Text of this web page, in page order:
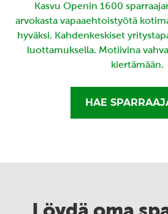
Kasvu Openin 1600
arvokasta vapaaehtoistyötä
hyväksi. Kahdenkeskiset
luottamuksella. Motiivina
kiertämään.
HAE